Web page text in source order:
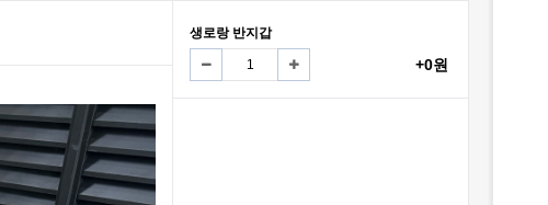
생로랑 반지갑
+0원